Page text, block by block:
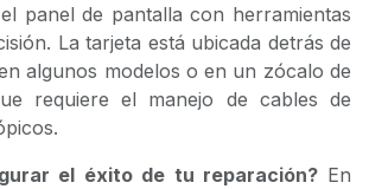
panel de pantalla con herramientas
La tarjeta está ubicada detrás de
algunos modelos o en un zócalo de
requiere el manejo de cables de
el éxito de tu reparación? En